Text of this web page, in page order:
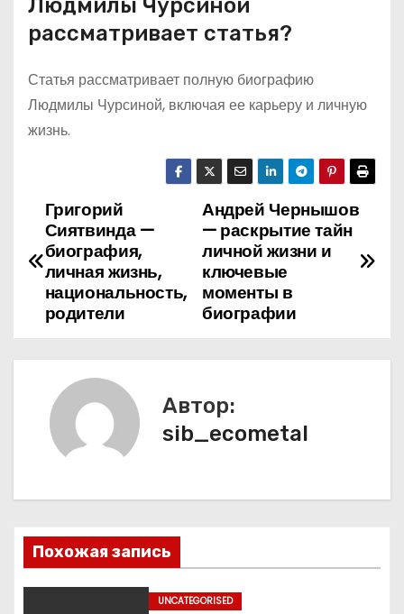
Людмилы Чурсиной
рассматривает статья?
Статья рассматривает полную биографию
Людмилы Чурсиной, включая ее карьеру и личную
жизнь.
Н
а
г
п
о
Андрей Чернышов
— раскрытие тайн
личной жизни и
ключевые
моменты в
биографии
Григорий
Сиятвинда —
биография,
личная жизнь,
национальность,
родители
Автор:
sib_ecometal
Похожая запись
UNCATEGORISED